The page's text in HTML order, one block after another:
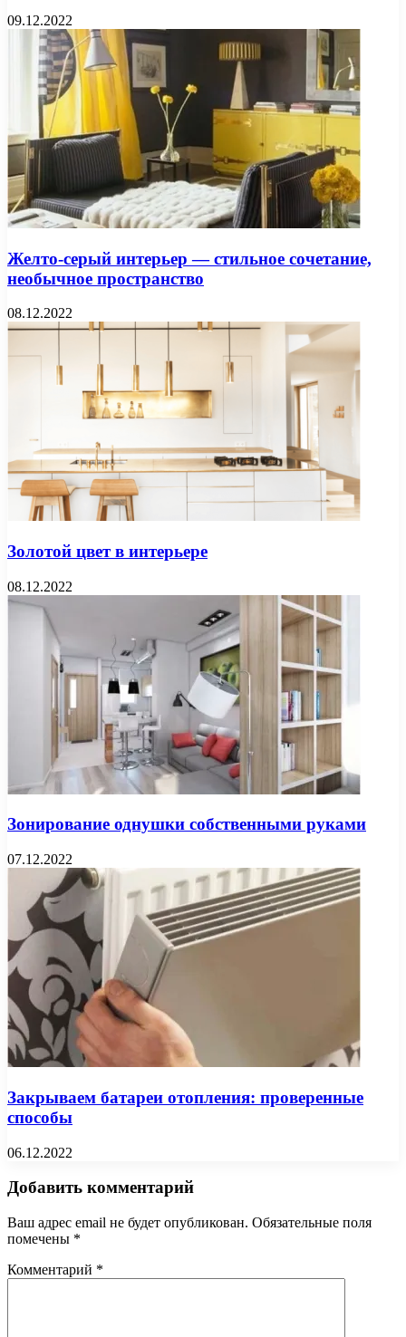
09.12.2022
Желто-серый интерьер — стильное сочетание,
необычное пространство
08.12.2022
Золотой цвет в интерьере
08.12.2022
Зонирование однушки собственными руками
07.12.2022
Закрываем батареи отопления: проверенные
способы
06.12.2022
Добавить комментарий
Ваш адрес email не будет опубликован. Обязательные поля
помечены *
Комментарий *